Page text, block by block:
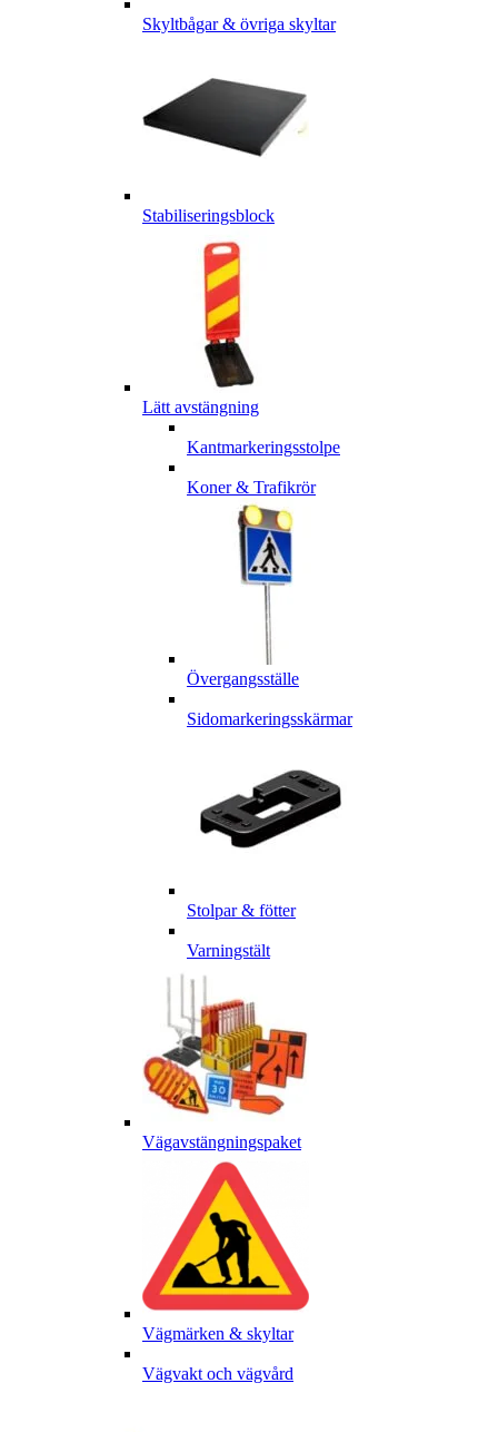
Skyltbågar & övriga skyltar
Stabiliseringsblock
Lätt avstängning
Kantmarkeringsstolpe
Koner & Trafikrör
Övergangsställe
Sidomarkeringsskärmar
Stolpar & fötter
Varningstält
Vägavstängningspaket
Vägmärken & skyltar
Vägvakt och vägvård